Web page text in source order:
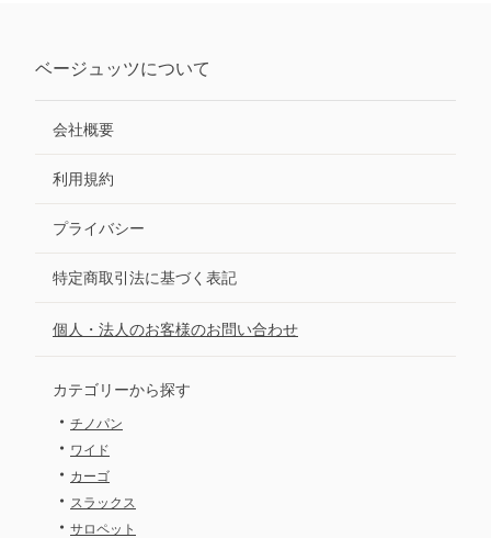
ベージュッツについて
会社概要
利用規約
プライバシー
特定商取引法に基づく表記
個人・法人のお客様のお問い合わせ
カテゴリーから探す
・ チノパン
・ ワイド
・ カーゴ
・ スラックス
・ サロペット